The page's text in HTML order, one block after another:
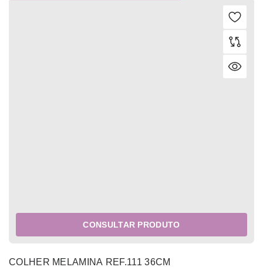
CONSULTAR PRODUTO
COLHER MELAMINA REF.111 36CM